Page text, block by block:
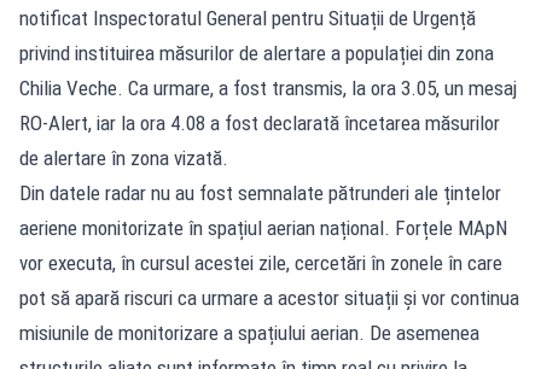
notificat Inspectoratul General pentru Situații de Urgență
privind instituirea măsurilor de alertare a populației din zona
Chilia Veche. Ca urmare, a fost transmis, la ora 3.05, un mesaj
RO-Alert, iar la ora 4.08 a fost declarată încetarea măsurilor
de alertare în zona vizată.
Din datele radar nu au fost semnalate pătrunderi ale țintelor
aeriene monitorizate în spațiul aerian național. Forțele MApN
vor executa, în cursul acestei zile, cercetări în zonele în care
pot să apară riscuri ca urmare a acestor situații și vor continua
misiunile de monitorizare a spațiului aerian. De asemenea